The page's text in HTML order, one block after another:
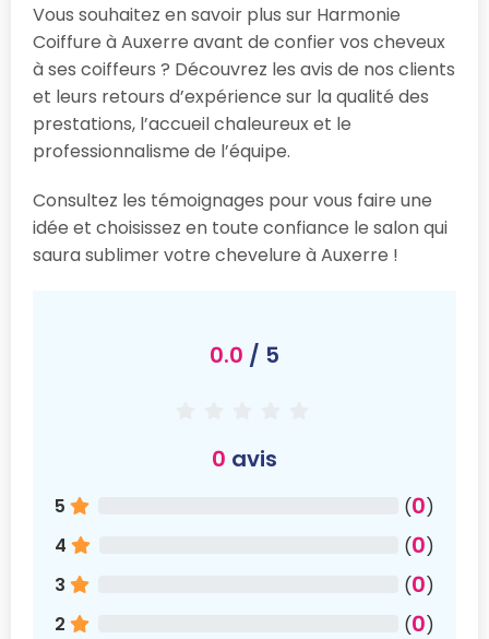
Vous souhaitez en savoir plus sur Harmonie
Coiffure à Auxerre avant de confier vos cheveux
à ses coiffeurs ? Découvrez les avis de nos clients
et leurs retours d’expérience sur la qualité des
prestations, l’accueil chaleureux et le
professionnalisme de l’équipe.
Consultez les témoignages pour vous faire une
idée et choisissez en toute confiance le salon qui
saura sublimer votre chevelure à Auxerre !
0.0 / 5
0 avis
5 (0)
4
(0)
3
(0)
2
(0)